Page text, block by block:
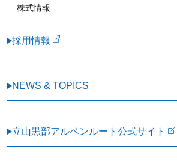
株式情報
採用情報
NEWS & TOPICS
立山黒部アルペンルート公式サイト